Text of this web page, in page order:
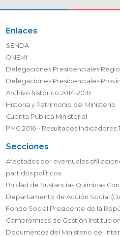
Enlaces
SENDA
ONEMI
Delegaciones Presidenciales
Delegaciones Presidenciales
Archivo histórico 2014-2018
Historia y Patrimonio del Ministerio
Cuenta Pública Ministerial
PMG 2016 – Resultados Indicadores
Secciones
Afectados por eventuales
partidos políticos
Unidad de Sustancias Químicas
Departamento de Acción Social
Fondo Social Presidente de la
Compromisos de Gestión
Documentos del Ministerio del